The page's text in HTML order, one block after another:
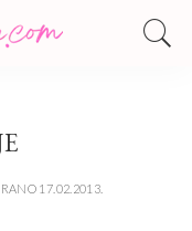
17.02.2013.